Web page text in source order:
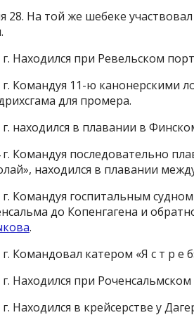
28. На той же шебеке
г. Находился при Ревельском
г. Командуя 11-ю канонерскими
для промера.
г. находился в плавании в
г. Командуя последовательно
находился в плавании
г. Командуя госпитальным
до Копенгагена и
.
г. Командовал катером «Я с т р е
г. Находился при
г. Находился в крейсерстве у